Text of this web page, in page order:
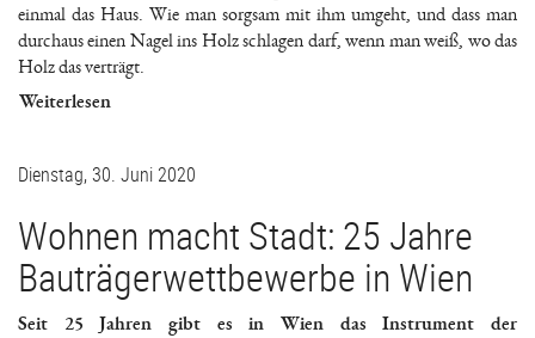
einmal das Haus. Wie man sorgsam mit ihm umgeht, und dass man
durchaus einen Nagel ins Holz schlagen darf, wenn man weiß, wo das
Holz das verträgt.
Weiterlesen
Dienstag, 30. Juni 2020
Wohnen macht Stadt: 25 Jahre
Bauträgerwettbewerbe in Wien
Seit 25 Jahren gibt es in Wien das Instrument der